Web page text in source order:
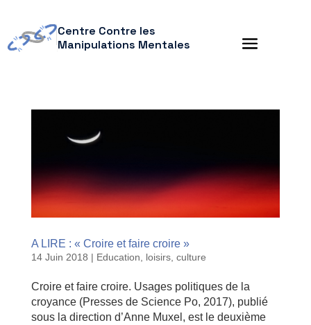
Centre Contre les
Manipulations Mentales
A LIRE : « Croire et faire croire »
14 Juin 2018 | Education, loisirs, culture
Croire et faire croire. Usages politiques de la
croyance (Presses de Science Po, 2017), publié
sous la direction d’Anne Muxel, est le deuxième